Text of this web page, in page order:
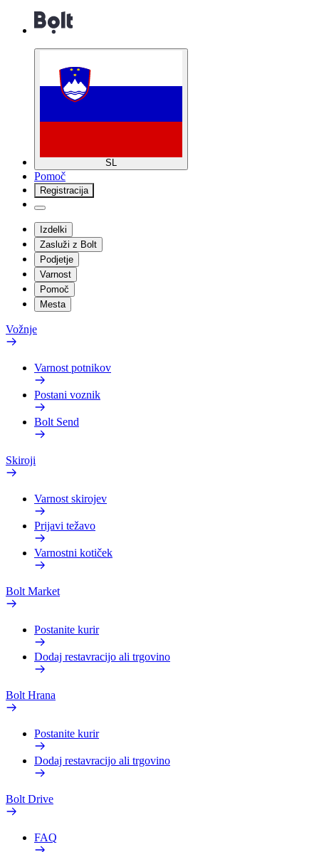
SL
Pomoč
Registracija
Izdelki
Zasluži z Bolt
Podjetje
Varnost
Pomoč
Mesta
Vožnje
Varnost potnikov
Postani voznik
Bolt Send
Skiroji
Varnost skirojev
Prijavi težavo
Varnostni kotiček
Bolt Market
Postanite kurir
Dodaj restavracijo ali trgovino
Bolt Hrana
Postanite kurir
Dodaj restavracijo ali trgovino
Bolt Drive
FAQ